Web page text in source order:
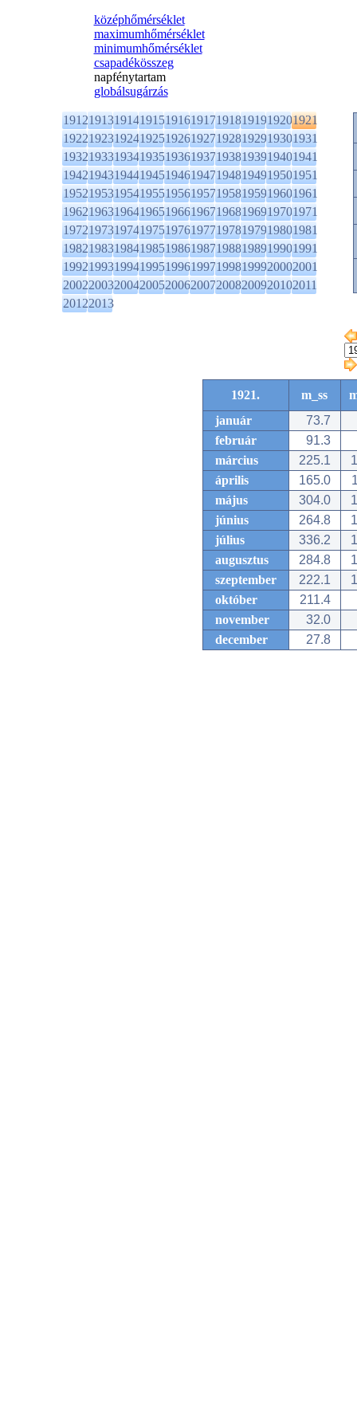
középhőmérséklet
maximumhőmérséklet
minimumhőmérséklet
csapadékösszeg
napfénytartam
globálsugárzás
1912191319141915191619171918191919201921
1922192319241925192619271928192919301931
1932193319341935193619371938193919401941
1942194319441945194619471948194919501951
1952195319541955195619571958195919601961
1962196319641965196619671968196919701971
1972197319741975197619771978197919801981
1982198319841985198619871988198919901991
1992199319941995199619971998199920002001
2002200320042005200620072008200920102011
20122013
1921. m_ss
január
73.7
február
91.3
március
225.1
április
165.0
május
304.0
június
264.8
július
336.2
augusztus
284.8
szeptember
222.1
október
211.4
november
32.0
december
27.8